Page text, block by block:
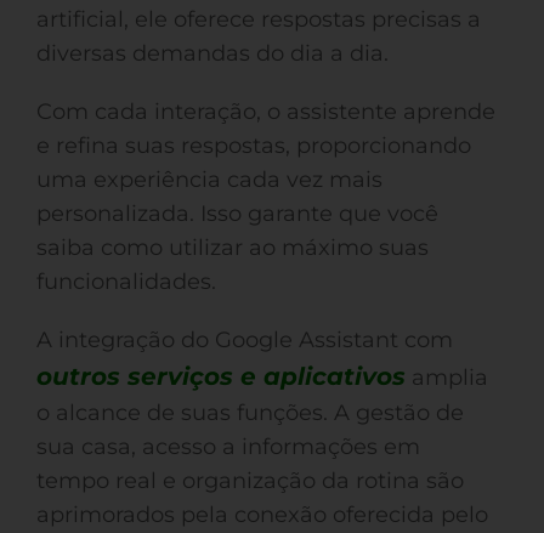
artificial, ele oferece respostas precisas a
diversas demandas do dia a dia.
Com cada interação, o assistente aprende
e refina suas respostas, proporcionando
uma experiência cada vez mais
personalizada. Isso garante que você
saiba como utilizar ao máximo suas
funcionalidades.
A integração do Google Assistant com
outros serviços e aplicativos amplia
o alcance de suas funções. A gestão de
sua casa, acesso a informações em
tempo real e organização da rotina são
aprimorados pela conexão oferecida pelo